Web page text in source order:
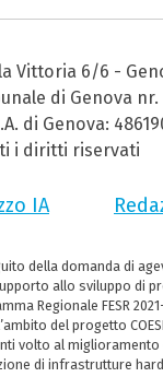
Vittoria 6/6 -
di Genova nr.
di Genova:
i diritti riservati
IA
della domanda di
allo sviluppo di
Regionale FESR
del progetto
volto al miglioramento
di infrastrutture